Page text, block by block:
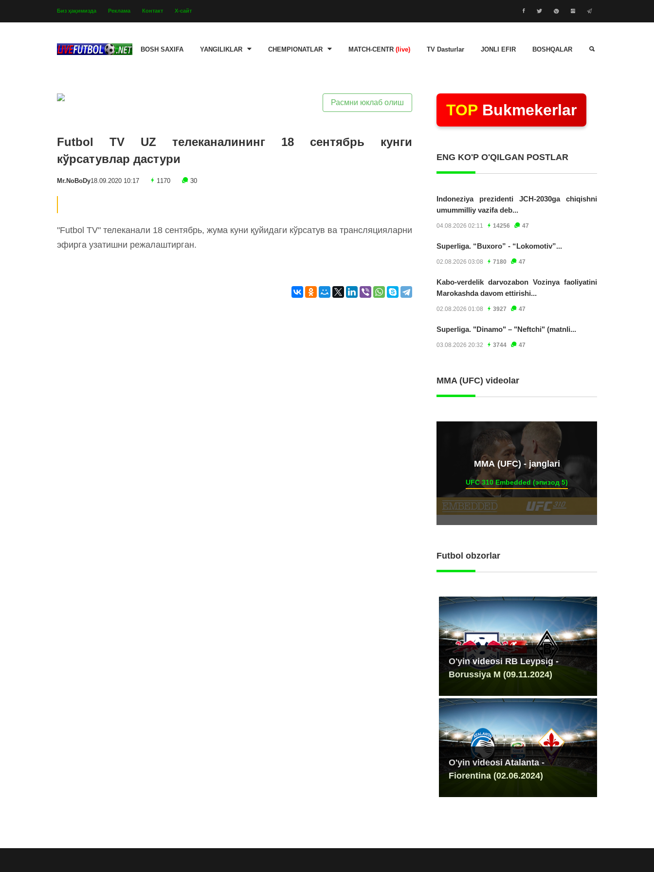
Биз ҳақимизда Реклама Контакт Х-сайт
BOSH SAXIFA YANGILIKLAR CHEMPIONATLAR MATCH-CENTR (live) TV Dasturlar JONLI EFIR BOSHQALAR
Расмни юклаб олиш
Futbol TV UZ телеканалининг 18 сентябрь кунги
кўрсатувлар дастури
Mr.NoBoDy18.09.2020 10:17 1170 30
"Futbol TV" телеканали 18 сентябрь, жума куни қуйидаги кўрсатув ва трансляцияларни
эфирга узатишни режалаштирган.
TOP Bukmekerlar
ENG KO'P O'QILGAN POSTLAR
Indoneziya prezidenti JCH-2030ga chiqishni
umummilliy vazifa deb...
04.08.2026 02:11 14256 47
Superliga. “Buxoro” - “Lokomotiv”...
02.08.2026 03:08 7180 47
Kabo-verdelik darvozabon Vozinya faoliyatini
Marokashda davom ettirishi...
02.08.2026 01:08 3927 47
Superliga. "Dinamo" – "Neftchi" (matnli...
03.08.2026 20:32 3744 47
MMA (UFC) videolar
ММА (UFC) - janglari
UFC 310 Embedded (эпизод 5)
Futbol obzorlar
O'yin videosi RB Leypsig -
Borussiya M (09.11.2024)
O'yin videosi Atalanta -
Fiorentina (02.06.2024)